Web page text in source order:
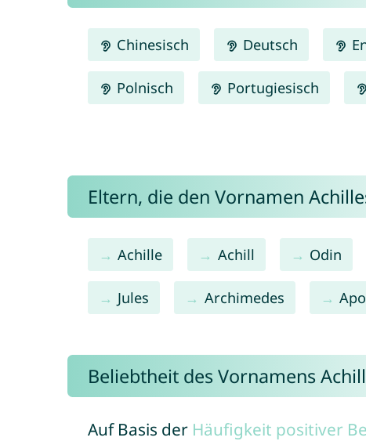
Chinesisch Deutsch
Polnisch Portugiesisch
Eltern, die den Vornamen
Achille Achill Odin
Jules Archimedes
Beliebtheit des Vornamens
Auf Basis der Häufigkeit positiver